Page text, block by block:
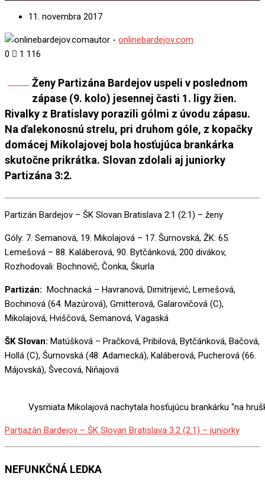
11. novembra 2017
autor - onlinebardejov.com
0
1 116
Ženy Partizána Bardejov uspeli v poslednom
zápase (9. kolo) jesennej časti 1. ligy žien.
Rivalky z Bratislavy porazili gólmi z úvodu zápasu.
Na ďalekonosnú strelu, pri druhom góle, z kopačky
domácej Mikolajovej bola hosťujúca brankárka
skutočne prikrátka. Slovan zdolali aj juniorky
Partizána 3:2.
Partizán Bardejov – ŠK Slovan Bratislava 2:1 (2:1) – ženy
Góly: 7. Semanová, 19. Mikolajová – 17. Šurnovská, ŽK: 65.
Lemešová – 88. Kaláberová, 90. Bytčánková, 200 divákov,
Rozhodovali: Bochnovič, Čonka, Škurla
Partizán: Mochnacká – Havranová, Dimitrijević, Lemešová,
Bochinová (64. Mazúrová), Gmitterová, Galarovičová (C),
Mikolajová, Hviščová, Semanová, Vagaská
ŠK Slovan: Matúšková – Pračková, Pribilová, Bytčánková, Bačová,
Hollá (C), Šurnovská (48. Adamecká), Kaláberová, Pucherová (66.
Májovská), Švecová, Niňajová
Vysmiata Mikolajová nachytala hosťujúcu brankárku “na
Partiazán Bardejov – ŠK Slovan Bratislava 3:2 (2:1) – juniorky
NEFUNKČNÁ LEDKA